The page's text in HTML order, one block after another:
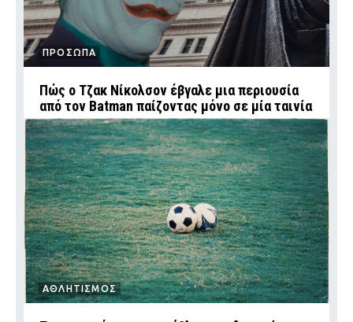
ΠΡΟΣΩΠΑ
Πώς ο Τζακ Νίκολσον έβγαλε μια περιουσία
από τον Batman παίζοντας μόνο σε μία ταινία
ΑΘΛΗΤΙΣΜΟΣ